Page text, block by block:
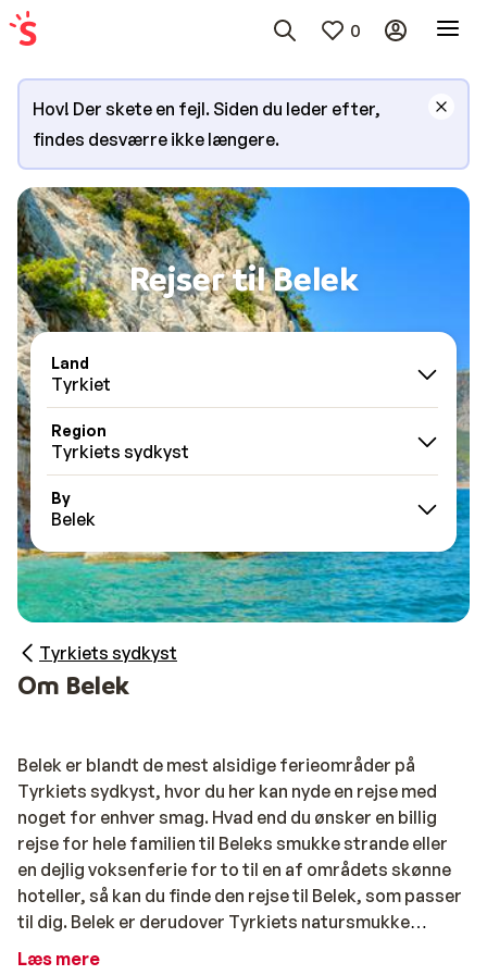
0
Hov! Der skete en fejl. Siden du leder efter,
findes desværre ikke længere.
Rejser til Belek
Land
Tyrkiet
Region
Tyrkiets sydkyst
By
Belek
Tyrkiets sydkyst
Om Belek
Belek er blandt de mest alsidige ferieområder på
Tyrkiets sydkyst, hvor du her kan nyde en rejse med
noget for enhver smag. Hvad end du ønsker en billig
rejse for hele familien til Beleks smukke strande eller
en dejlig voksenferie for to til en af områdets skønne
hoteller, så kan du finde den rejse til Belek, som passer
til dig. Belek er derudover Tyrkiets natursmukke
golfmekka, som udover golfspillere fra hele verden,
Læs mere